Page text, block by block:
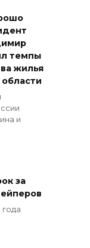
темпы
жилья
и
за